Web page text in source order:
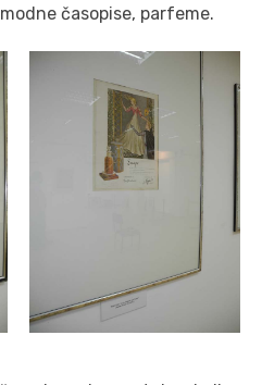
časopise, parfeme.